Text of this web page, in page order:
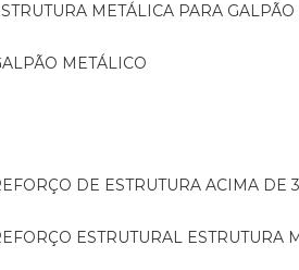
ESTRUTURA METÁLICA PARA GALPÃO
GALPÃO METÁLICO
REFORÇO DE ESTRUTURA ACIMA DE
REFORÇO ESTRUTURAL ESTRUTURA